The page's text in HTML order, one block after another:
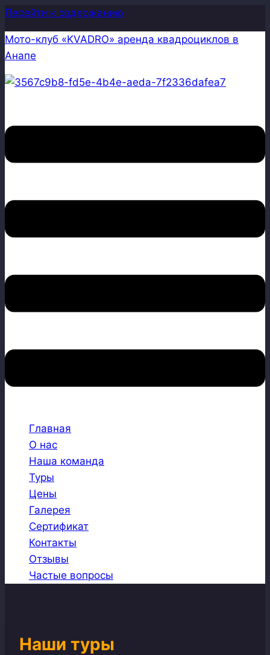
Перейти к содержанию
Мото-клуб «KVADRO» аренда квадроциклов в
Анапе
Главная
О нас
Наша команда
Туры
Цены
Галерея
Сертификат
Контакты
Отзывы
Частые вопросы
Наши туры